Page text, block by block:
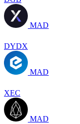
MAD
DYDX
MAD
XEC
MAD